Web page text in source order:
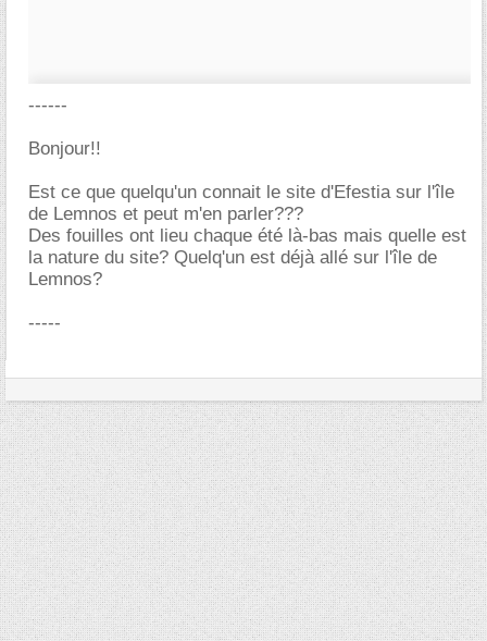
------
Bonjour!!
Est ce que quelqu'un connait le site d'Efestia sur l'île
de Lemnos et peut m'en parler???
Des fouilles ont lieu chaque été là-bas mais quelle est
la nature du site? Quelq'un est déjà allé sur l'île de
Lemnos?
-----